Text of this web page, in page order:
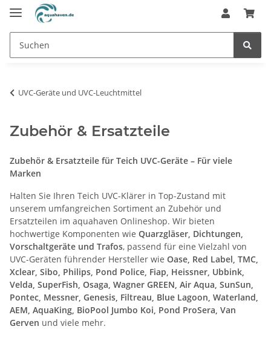
UVC-Geräte und UVC-Leuchtmittel
Zubehör & Ersatzteile
Zubehör & Ersatzteile für Teich UVC-Geräte – Für viele
Marken
Halten Sie Ihren Teich UVC-Klärer in Top-Zustand mit
unserem umfangreichen Sortiment an Zubehör und
Ersatzteilen im aquahaven Onlineshop. Wir bieten
hochwertige Komponenten wie Quarzgläser, Dichtungen,
Vorschaltgeräte und Trafos, passend für eine Vielzahl von
UVC-Geräten führender Hersteller wie Oase, Red Label, TMC,
Xclear, Sibo, Philips, Pond Police, Fiap, Heissner, Ubbink,
Velda, SuperFish, Osaga, Wagner GREEN, Air Aqua, SunSun,
Pontec, Messner, Genesis, Filtreau, Blue Lagoon, Waterland,
AEM, AquaKing, BioPool Jumbo Koi, Pond ProSera, Van
Gerven und viele mehr.